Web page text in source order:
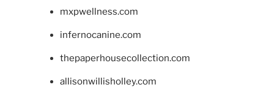
mxpwellness.com
infernocanine.com
thepaperhousecollection.com
allisonwillisholley.com